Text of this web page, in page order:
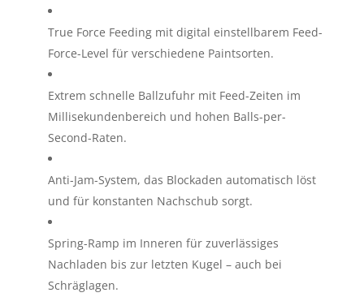
True Force Feeding mit digital einstellbarem Feed-
Force-Level für verschiedene Paintsorten.
Extrem schnelle Ballzufuhr mit Feed-Zeiten im
Millisekundenbereich und hohen Balls-per-
Second-Raten.
Anti-Jam-System, das Blockaden automatisch löst
und für konstanten Nachschub sorgt.
Spring-Ramp im Inneren für zuverlässiges
Nachladen bis zur letzten Kugel – auch bei
Schräglagen.